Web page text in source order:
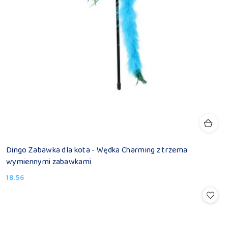
Dingo Zabawka dla kota - Wędka Charming z trzema
wymiennymi zabawkami
Cena:
18.56